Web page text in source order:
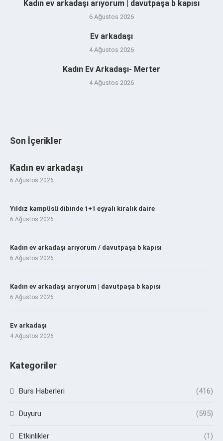
Kadın ev arkadaşı arıyorum | davutpaşa b kapısı
6 Ağustos 2026
Ev arkadaşı
4 Ağustos 2026
Kadın Ev Arkadaşı- Merter
4 Ağustos 2026
Son İçerikler
Kadın ev arkadaşı
6 Ağustos 2026
Yıldız kampüsü dibinde 1+1 eşyalı kiralık daire
6 Ağustos 2026
Kadın ev arkadaşı arıyorum / davutpaşa b kapısı
6 Ağustos 2026
Kadın ev arkadaşı arıyorum | davutpaşa b kapısı
6 Ağustos 2026
Ev arkadaşı
4 Ağustos 2026
Kategoriler
Burs Haberleri (416)
Duyuru (595)
Etkinlikler (1)